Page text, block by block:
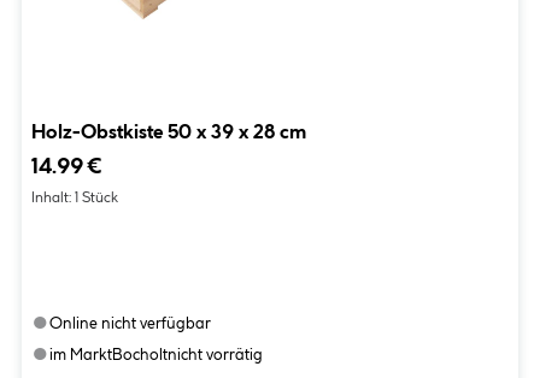
Holz-Obstkiste 50 x 39 x 28 cm
14.99 €
Inhalt: 1 Stück
●Online nicht verfügbar
●im MarktBocholtnicht vorrätig